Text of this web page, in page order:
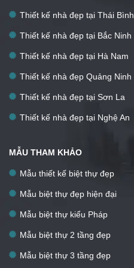
Thiết kế nhà đẹp tại Thái Bình
Thiết kế nhà đẹp tại Bắc Ninh
Thiết kế nhà đẹp tại Hà Nam
Thiết kế nhà đẹp Quảng Ninh
Thiết kế nhà đẹp tại Sơn La
Thiết kế nhà đẹp tại Nghệ An
MẪU THAM KHẢO
Mẫu thiết kế biệt thự đẹp
Mẫu biệt thự đẹp hiện đại
Mẫu biệt thự kiểu Pháp
Mẫu biệt thự 2 tầng đẹp
Mẫu biệt thự 3 tầng đẹp